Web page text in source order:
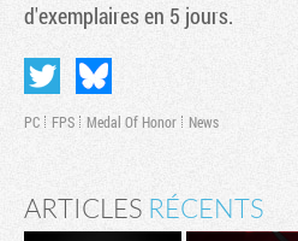
d'exemplaires en 5 jours.
PC FPS Medal Of Honor News
ARTICLES RÉCENTS